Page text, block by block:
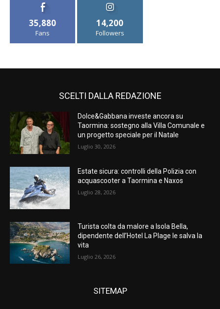
35,880
Fans
14,200
Followers
SCELTI DALLA REDAZIONE
Dolce&Gabbana investe ancora su
Taormina: sostegno alla Villa Comunale e
un progetto speciale per il Natale
Luglio 30, 2026
Estate sicura: controlli della Polizia con
acquascooter a Taormina e Naxos
Luglio 28, 2026
Turista colta da malore a Isola Bella,
dipendente dell’Hotel La Plage le salva la
vita
Luglio 26, 2026
SITEMAP